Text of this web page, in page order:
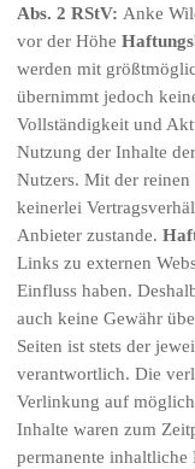
Abs. 2 RStV: Anke
vor der Höhe
werden mit
übernimmt jedoch
Vollständigkeit und
Nutzung der Inhalte
Nutzers. Mit der
keinerlei
Anbieter zustande.
Links zu externen
Einfluss haben.
auch keine Gewähr
Seiten ist stets der
verantwortlich. Die
Verlinkung auf
Inhalte waren zum
permanente